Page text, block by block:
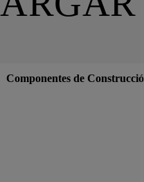
Componentes de Construcción